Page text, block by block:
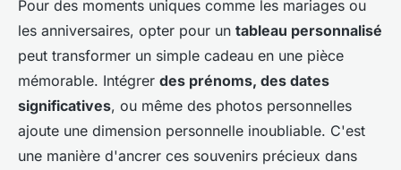
Pour des moments uniques comme les mariages ou
les anniversaires, opter pour un tableau personnalisé
peut transformer un simple cadeau en une pièce
mémorable. Intégrer des prénoms, des dates
significatives, ou même des photos personnelles
ajoute une dimension personnelle inoubliable. C'est
une manière d'ancrer ces souvenirs précieux dans